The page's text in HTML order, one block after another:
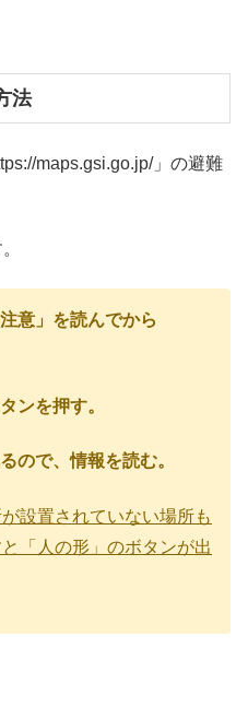
法
maps.gsi.go.jp/」の避難
意」を読んでから
ンを押す。
ので、情報を読む。
設置されていない場所も
「人の形」のボタンが出